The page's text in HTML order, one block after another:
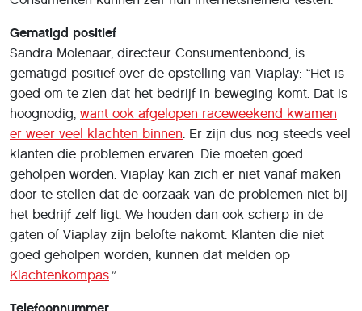
Gematigd positief
Sandra Molenaar, directeur Consumentenbond, is
gematigd positief over de opstelling van Viaplay: “Het is
goed om te zien dat het bedrijf in beweging komt. Dat is
hoognodig, want ook afgelopen raceweekend kwamen
er weer veel klachten binnen. Er zijn dus nog steeds veel
klanten die problemen ervaren. Die moeten goed
geholpen worden. Viaplay kan zich er niet vanaf maken
door te stellen dat de oorzaak van de problemen niet bij
het bedrijf zelf ligt. We houden dan ook scherp in de
gaten of Viaplay zijn belofte nakomt. Klanten die niet
goed geholpen worden, kunnen dat melden op
Klachtenkompas.”